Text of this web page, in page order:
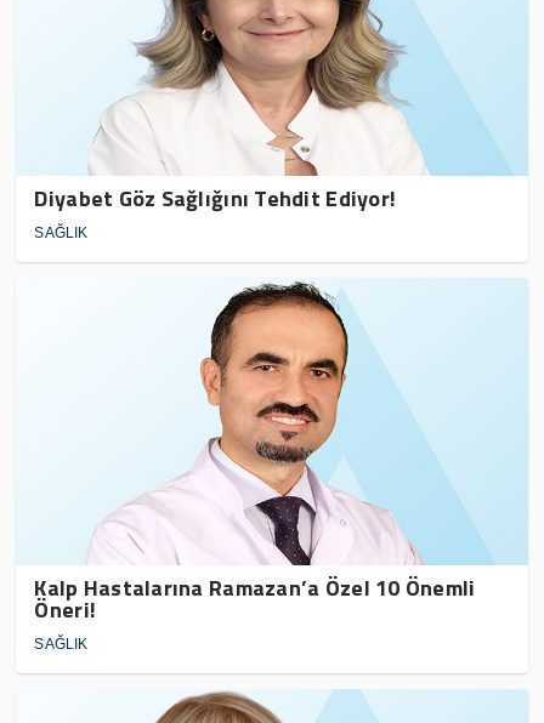
Diyabet Göz Sağlığını Tehdit Ediyor!
SAĞLIK
Kalp Hastalarına Ramazan’a Özel 10 Önemli
Öneri!
SAĞLIK